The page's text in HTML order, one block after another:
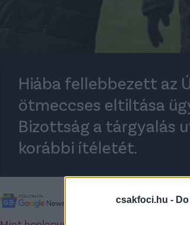
csakfoci.hu -
Hiába fellebbezett az
ötmeccses eltiltása
Bizottság a tárgyalás
korábbi ítéletét.
A legfrissebb hírekért